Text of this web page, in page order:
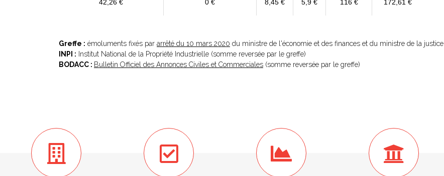
42,26 € 0 € 8,45 € 5,9 € 116 € 172,61 €
Greffe : émoluments fixés par arrêté du 10 mars 2020 du ministre de l'économie et des finances et du ministre de la justice
INPI : Institut National de la Propriété Industrielle (somme reversée par le greffe)
BODACC : Bulletin Officiel des Annonces Civiles et Commerciales (somme reversée par le greffe)